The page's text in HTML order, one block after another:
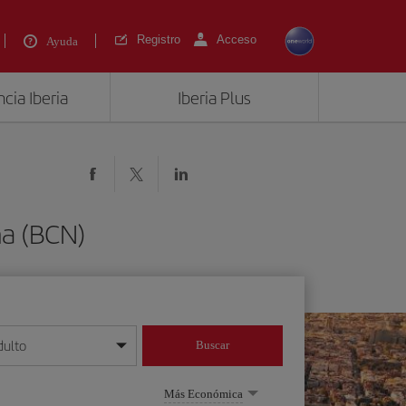
Ayuda Registro Acceso
Iberia Iberia Plus
(BCN)
mes/año
Buscar
Más Económica